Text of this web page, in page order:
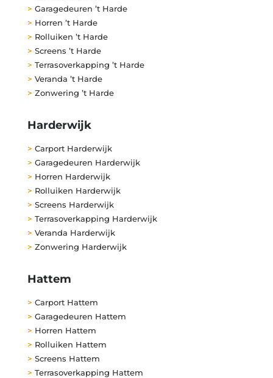
> Garagedeuren ’t Harde
> Horren ’t Harde
> Rolluiken ’t Harde
> Screens ’t Harde
> Terrasoverkapping ’t Harde
> Veranda ’t Harde
> Zonwering ’t Harde
Harderwijk
> Carport Harderwijk
> Garagedeuren Harderwijk
> Horren Harderwijk
> Rolluiken Harderwijk
> Screens Harderwijk
> Terrasoverkapping Harderwijk
> Veranda Harderwijk
> Zonwering Harderwijk
Hattem
> Carport Hattem
> Garagedeuren Hattem
> Horren Hattem
> Rolluiken Hattem
> Screens Hattem
> Terrasoverkapping Hattem